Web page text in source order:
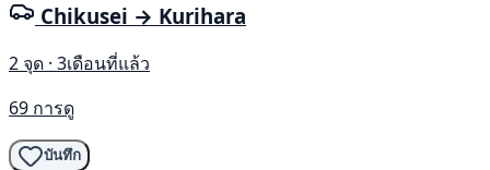
Chikusei → Kurihara
2 จุด · 3เดือนที่แล้ว
69 การดู
บันทึก